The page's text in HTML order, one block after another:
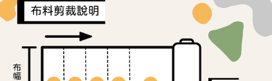
【「AFTEE先享後付」結帳流程】
１．於結帳方式選擇「AFTEE先享後付」後，將跳轉至「AFTEE先享後付」
結帳頁面，進行簡訊認證並確認金額後，即可完成結帳。
２．訂單成立數日內，您將收到繳費通知簡訊。
３．收到繳費通知簡訊後14天內，點擊此簡訊中的連結，可透過四大超商／
ATM／網路銀行／等多元方式進行付款，方視為交易完成。
※ 請注意：結帳手續完成當下不需立刻繳費，但若您需要取消訂單，請聯絡
每筆NT$65，滿NT$1,500(含以上)免運費
每筆NT$65，滿NT$1,500(含以上)免運費
宅配